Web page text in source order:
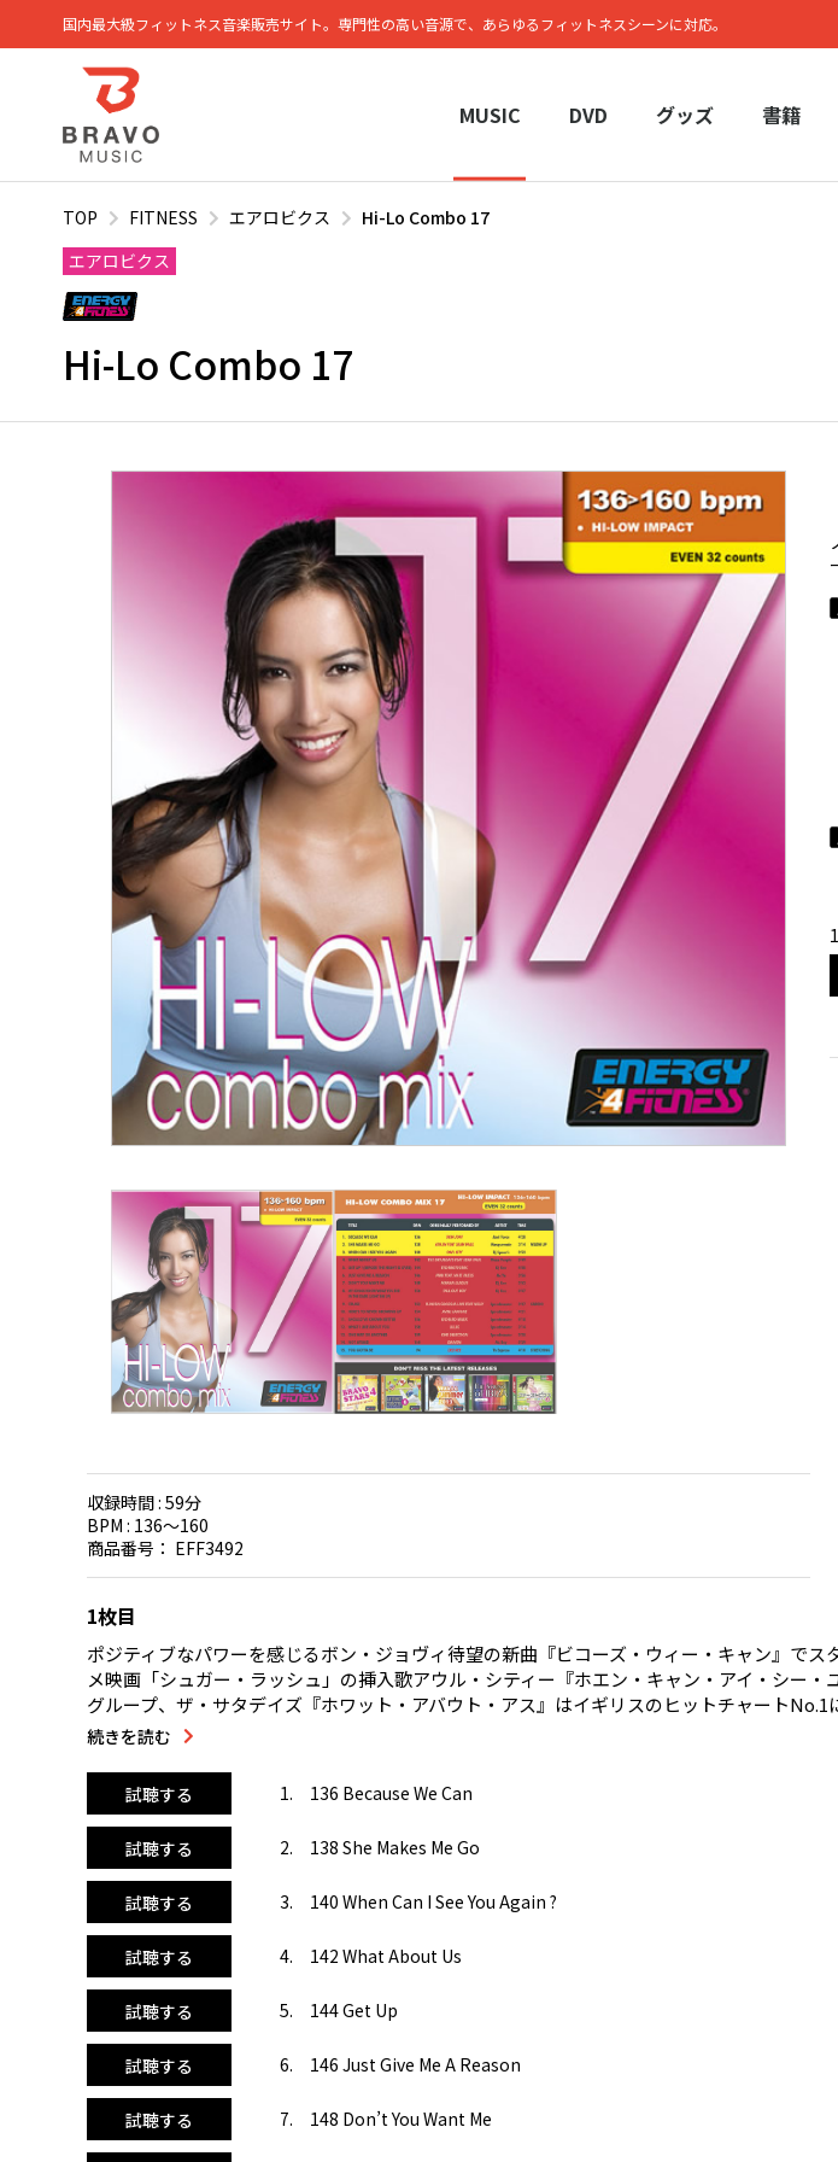
国内最大級フィットネス⾳楽販売サイト。専⾨性の⾼い⾳源で、あらゆるフィットネスシーンに対応。
MUSIC DVD グッズ 書籍
TOP FITNESS エアロビクス
Hi-Lo Combo 17
エアロビクス
Hi-Lo Combo 17
収録時間 : 59分
BPM : 136〜160
商品番号： EFF3492
1枚目
ポジティブなパワーを感じるボン・ジョヴィ待望の新曲『ビコーズ・ウィー・キャン』で
メ映画「シュガー・ラッシュ」の挿入歌アウル・シティー『ホエン・キャン・アイ・シー
グループ、ザ・サタデイズ『ホワット・アバウト・アス』はイギリスのヒットチャート
ト・アップ』が登場。イケイケのハイパーアレンジでもうテンション上がりまくり！ ピン
ジョージア・ライン、アヴリル・ラヴィーンなどの最新ヒッツを配置。ピッチを調整して
盛り上げます。特に人気絶頂のワン・ダイレクション『ワン・ウェイ・オア・アナザー
ハイローエアロが楽しめますよ！
続きを読む
試聴する 1. 136 Because We Can
試聴する 2. 138 She Makes Me Go
試聴する 3. 140 When Can I See You Again ?
試聴する 4. 142 What About Us
試聴する 5. 144 Get Up
試聴する 6. 146 Just Give Me A Reason
試聴する 7. 148 Don’t You Want Me